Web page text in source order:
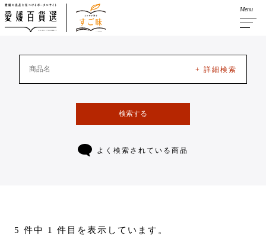
Menu
+ 詳細検索
検索する
よく検索されている商品
5 件中 1 件目を表示しています。